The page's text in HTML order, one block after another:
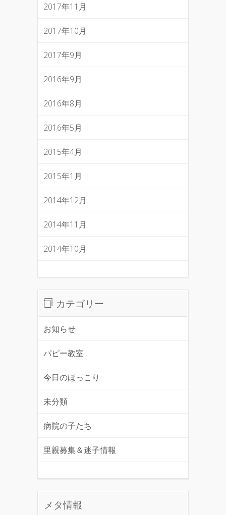
2017年11月
2017年10月
2017年9月
2016年9月
2016年8月
2016年5月
2015年4月
2015年1月
2014年12月
2014年11月
2014年10月
カテゴリー
お知らせ
パピー教室
今日のほっこり
未分類
病院の子たち
里親募集＆迷子情報
メタ情報